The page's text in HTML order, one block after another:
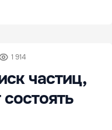
1 914
частиц,